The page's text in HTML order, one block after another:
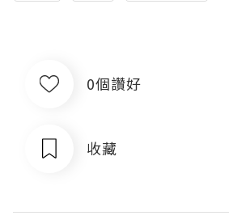
0個讚好
收藏